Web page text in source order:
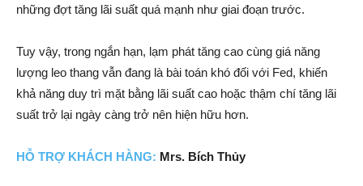
những đợt tăng lãi suất quá mạnh như giai đoạn trước.
Tuy vậy, trong ngắn hạn, lạm phát tăng cao cùng giá năng
lượng leo thang vẫn đang là bài toán khó đối với Fed, khiến
khả năng duy trì mặt bằng lãi suất cao hoặc thậm chí tăng lãi
suất trở lại ngày càng trở nên hiện hữu hơn.
HỖ TRỢ KHÁCH HÀNG: Mrs. Bích Thủy